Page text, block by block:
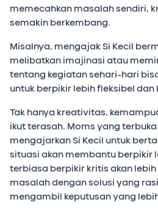
memecahkan masalah sendiri,
semakin berkembang.
Misalnya, mengajak Si Kecil
melibatkan imajinasi atau
tentang kegiatan sehari-hari
untuk berpikir lebih fleksibel dan
Tak hanya kreativitas,
ikut terasah. Moms yang
mengajarkan Si Kecil untuk
situasi akan membantu berpikir
terbiasa berpikir kritis akan
masalah dengan solusi yang
mengambil keputusan yang